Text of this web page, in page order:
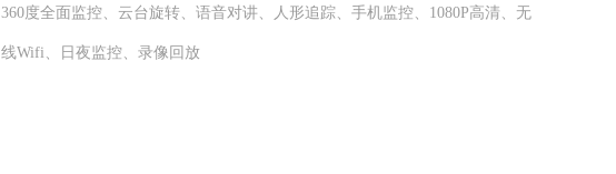
360度全面监控、云台旋转、语音对讲、人形追踪、手机监控、1080P高清、无
线Wifi、日夜监控、录像回放